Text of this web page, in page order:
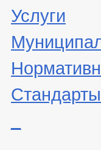
Услуги